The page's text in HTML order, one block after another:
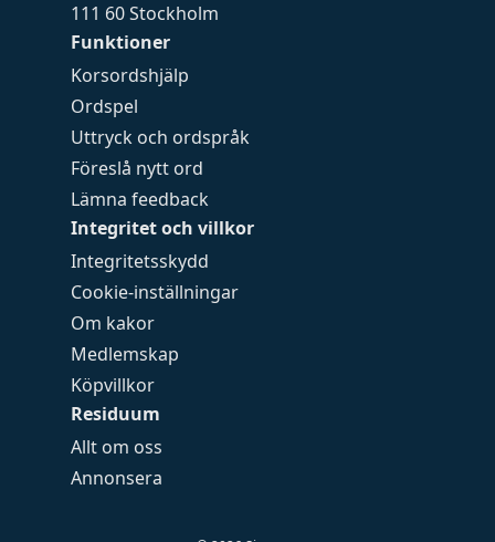
Funktioner
Korsordshjälp
Ordspel
Uttryck och ordspråk
Föreslå nytt ord
Lämna feedback
Integritet och villkor
Integritetsskydd
Cookie-inställningar
Om kakor
Medlemskap
Köpvillkor
Residuum
Allt om oss
Annonsera
111 60 Stockholm